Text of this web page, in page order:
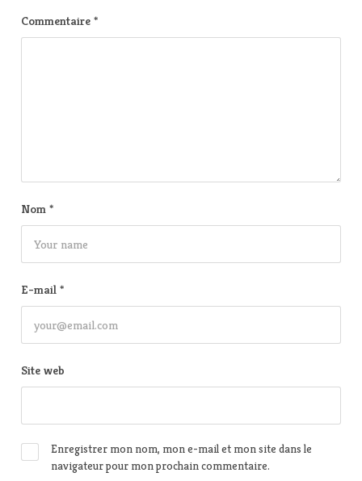
Commentaire *
Nom *
E-mail *
Site web
Enregistrer mon nom, mon e-mail et mon site dans le
navigateur pour mon prochain commentaire.